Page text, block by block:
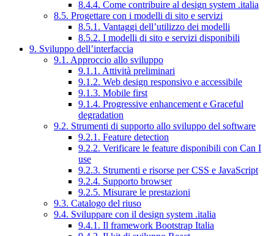
8.4.4. Come contribuire al design system .italia
8.5. Progettare con i modelli di sito e servizi
8.5.1. Vantaggi dell’utilizzo dei modelli
8.5.2. I modelli di sito e servizi disponibili
9. Sviluppo dell’interfaccia
9.1. Approccio allo sviluppo
9.1.1. Attività preliminari
9.1.2. Web design responsivo e accessibile
9.1.3. Mobile first
9.1.4. Progressive enhancement e Graceful
degradation
9.2. Strumenti di supporto allo sviluppo del software
9.2.1. Feature detection
9.2.2. Verificare le feature disponibili con Can I
use
9.2.3. Strumenti e risorse per CSS e JavaScript
9.2.4. Supporto browser
9.2.5. Misurare le prestazioni
9.3. Catalogo del riuso
9.4. Sviluppare con il design system .italia
9.4.1. Il framework Bootstrap Italia